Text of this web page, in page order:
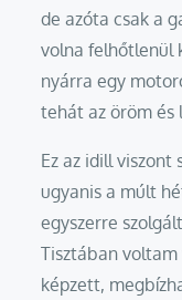
de azóta csak a
volna felhőtlenül
nyárra egy
tehát az öröm és
Ez az idill
ugyanis a múlt
egyszerre
Tisztában
képzett,